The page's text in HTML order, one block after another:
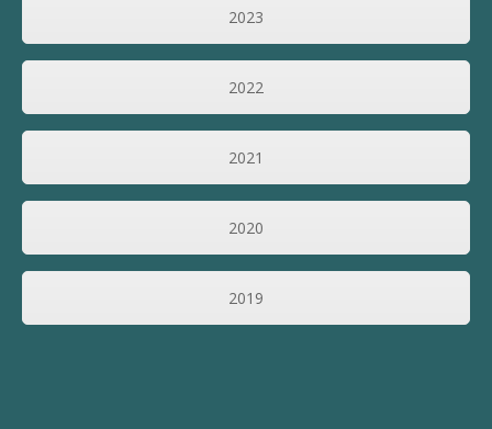
2023
2022
2021
2020
2019